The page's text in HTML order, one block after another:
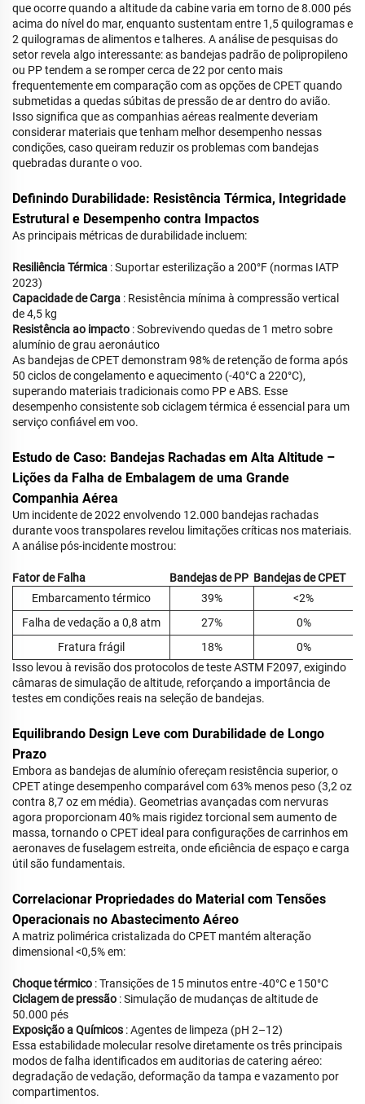
que ocorre quando a altitude da cabine varia em torno de 8.000 pés
acima do nível do mar, enquanto sustentam entre 1,5 quilogramas e
2 quilogramas de alimentos e talheres. A análise de pesquisas do
setor revela algo interessante: as bandejas padrão de polipropileno
ou PP tendem a se romper cerca de 22 por cento mais
frequentemente em comparação com as opções de CPET quando
submetidas a quedas súbitas de pressão de ar dentro do avião.
Isso significa que as companhias aéreas realmente deveriam
considerar materiais que tenham melhor desempenho nessas
condições, caso queiram reduzir os problemas com bandejas
quebradas durante o voo.
Definindo Durabilidade: Resistência Térmica, Integridade
Estrutural e Desempenho contra Impactos
As principais métricas de durabilidade incluem:
Resiliência Térmica : Suportar esterilização a 200°F (normas IATP
2023)
Capacidade de Carga : Resistência mínima à compressão vertical
de 4,5 kg
Resistência ao impacto : Sobrevivendo quedas de 1 metro sobre
alumínio de grau aeronáutico
As bandejas de CPET demonstram 98% de retenção de forma após
50 ciclos de congelamento e aquecimento (-40°C a 220°C),
superando materiais tradicionais como PP e ABS. Esse
desempenho consistente sob ciclagem térmica é essencial para um
serviço confiável em voo.
Estudo de Caso: Bandejas Rachadas em Alta Altitude –
Lições da Falha de Embalagem de uma Grande
Companhia Aérea
Um incidente de 2022 envolvendo 12.000 bandejas rachadas
durante voos transpolares revelou limitações críticas nos materiais.
A análise pós-incidente mostrou:
Fator de Falha Bandejas de PP Bandejas de CPET
Embarcamento térmico
39%
<2%
Falha de vedação a 0,8 atm
27%
0%
Fratura frágil
18%
0%
Isso levou à revisão dos protocolos de teste ASTM F2097, exigindo
câmaras de simulação de altitude, reforçando a importância de
testes em condições reais na seleção de bandejas.
Equilibrando Design Leve com Durabilidade de Longo
Prazo
Embora as bandejas de alumínio ofereçam resistência superior, o
CPET atinge desempenho comparável com 63% menos peso (3,2 oz
contra 8,7 oz em média). Geometrias avançadas com nervuras
agora proporcionam 40% mais rigidez torcional sem aumento de
massa, tornando o CPET ideal para configurações de carrinhos em
aeronaves de fuselagem estreita, onde eficiência de espaço e carga
útil são fundamentais.
Correlacionar Propriedades do Material com Tensões
Operacionais no Abastecimento Aéreo
A matriz polimérica cristalizada do CPET mantém alteração
dimensional <0,5% em:
Choque térmico : Transições de 15 minutos entre -40°C e 150°C
Ciclagem de pressão : Simulação de mudanças de altitude de
50.000 pés
Exposição a Químicos : Agentes de limpeza (pH 2–12)
Essa estabilidade molecular resolve diretamente os três principais
modos de falha identificados em auditorias de catering aéreo:
degradação de vedação, deformação da tampa e vazamento por
compartimentos.